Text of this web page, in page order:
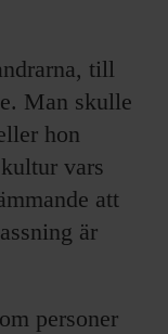
till
Man skulle
hon
vars
att
är
personer